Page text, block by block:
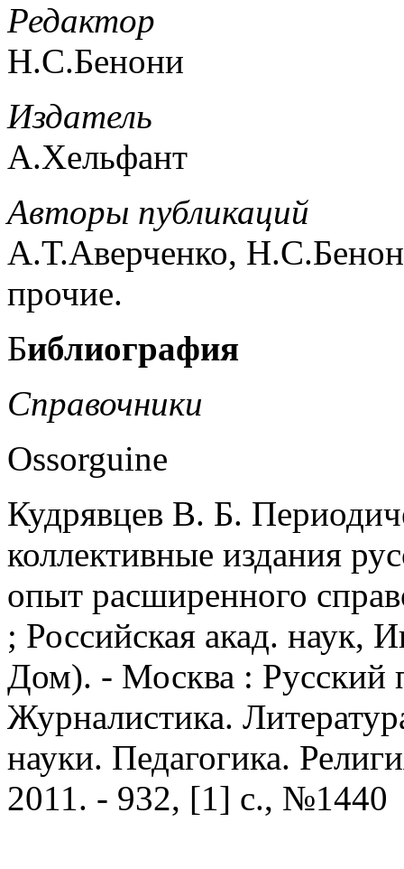
Редактор
Н.С.Бенони
Издатель
А.Хельфант
Авторы публикаций
А.Т.Аверченко,
прочие.
Библиография
Справочники
Ossorguine
Кудрявцев В. Б.
коллективные издания
опыт расширенного
; Российская акад. наук,
Дом). - Москва : Русский
Журналистика.
науки. Педагогика.
2011. - 932, [1] с., №1440